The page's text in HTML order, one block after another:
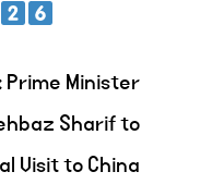
Minister
Sharif to
Visit to China